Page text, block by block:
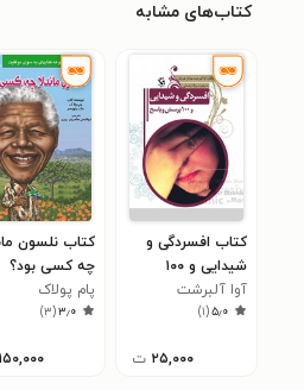
کتاب‌های مشابه
کتاب افسردگی و
شیدایی و ۱۰۰
پرسش و پاسخ
آوا آلبرشت
۵٫۰(۱)
۲۵,۰۰۰ ت
کتاب نلسون
چه کسی بود؟
پام پولاک
۳٫۰(۳)
۱۵۰,۰۰۰